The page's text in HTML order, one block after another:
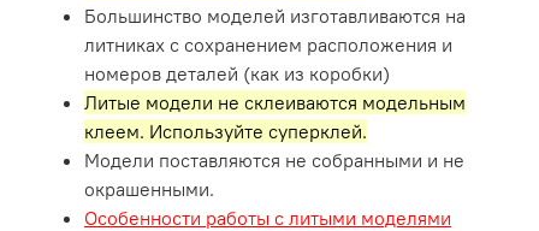
Большинство моделей изготавливаются на
литниках с сохранением расположения и
номеров деталей (как из коробки)
Литые модели не склеиваются модельным
клеем. Используйте суперклей.
Модели поставляются не собранными и не
окрашенными.
Особенности работы с литыми моделями